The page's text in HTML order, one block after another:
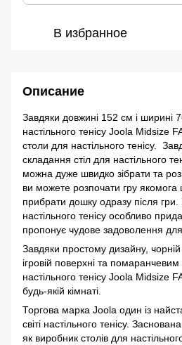
В избранное
Описание
Завдяки довжині 152 см і ширині
настільного тенісу Joola Midsize
столи для настільного тенісу.
складання стіл для настільного
можна дуже швидко зібрати та
ви можете розпочати гру
прибрати дошку одразу після гри.
настільного тенісу особливо
пропонує чудове задоволення для
Завдяки простому дизайну, чорній
ігровій поверхні та
настільного тенісу Joola Midsize
будь-якій кімнаті.
Торгова марка Joola один із
світі настільного тенісу.
як виробник столів для